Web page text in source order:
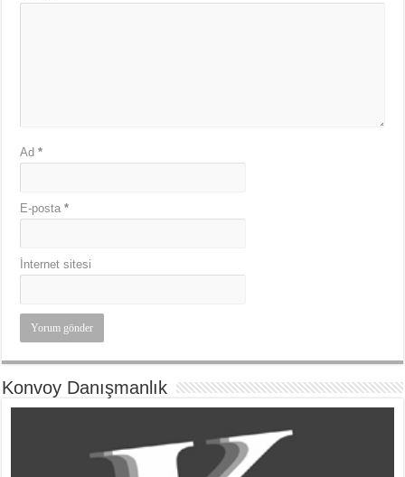
Ad*
E-posta*
İnternet sitesi
Konvoy Danışmanlık